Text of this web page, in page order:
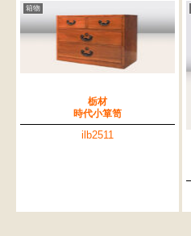
箱物
栃材
時代小箪笥
ilb2511
2873 2990 箪笥